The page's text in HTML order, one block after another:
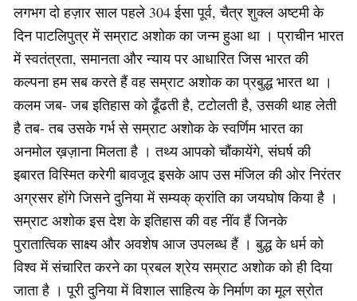
लगभग दो हज़ार साल पहले 304 ईसा पूर्व, चैत्र शुक्ल अष्टमी के
दिन पाटलिपुत्र में सम्राट अशोक का जन्म हुआ था । प्राचीन भारत
में स्वतंत्रता, समानता और न्याय पर आधारित जिस भारत की
कल्पना हम सब करते हैं वह सम्राट अशोक का प्रबुद्ध भारत था ।
कलम जब- जब इतिहास को ढूँढती है, टटोलती है, उसकी थाह लेती
है तब- तब उसके गर्भ से सम्राट अशोक के स्वर्णिम भारत का
अनमोल ख़ज़ाना मिलता है । तथ्य आपको चौंकायेंगे, संघर्ष की
इबारत विस्मित करेगी बावजूद इसके आप उस मंजिल की ओर निरंतर
अग्रसर होंगे जिसने दुनिया में सम्यक् क्रांति का जयघोष किया है ।
सम्राट अशोक इस देश के इतिहास की वह नींव हैं जिनके
पुरातात्विक साक्ष्य और अवशेष आज उपलब्ध हैं । बुद्ध के धर्म को
विश्व में संचारित करने का प्रबल श्रेय सम्राट अशोक को ही दिया
जाता है । पूरी दुनिया में विशाल साहित्य के निर्माण का मूल स्रोत